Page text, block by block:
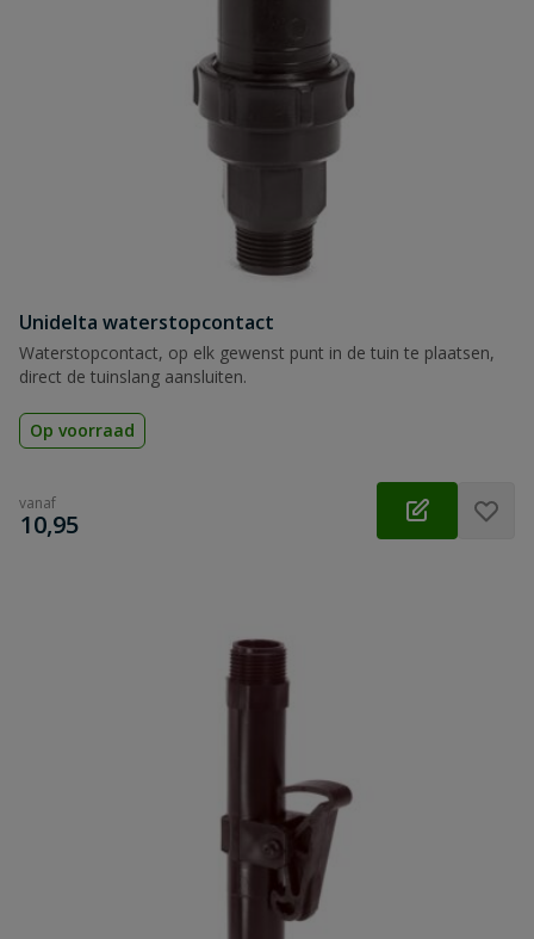
Unidelta waterstopcontact
Waterstopcontact, op elk gewenst punt in de tuin te plaatsen,
direct de tuinslang aansluiten.
Op voorraad
vanaf
€
10,95